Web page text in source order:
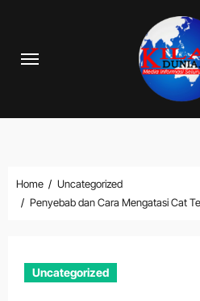
content
Home
Uncategorized
Penyebab dan Cara Mengatasi Cat
Uncategorized